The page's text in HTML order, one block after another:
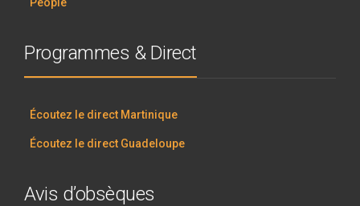
Programmes & Direct
Écoutez le direct Martinique
Écoutez le direct Guadeloupe
Avis d’obsèques